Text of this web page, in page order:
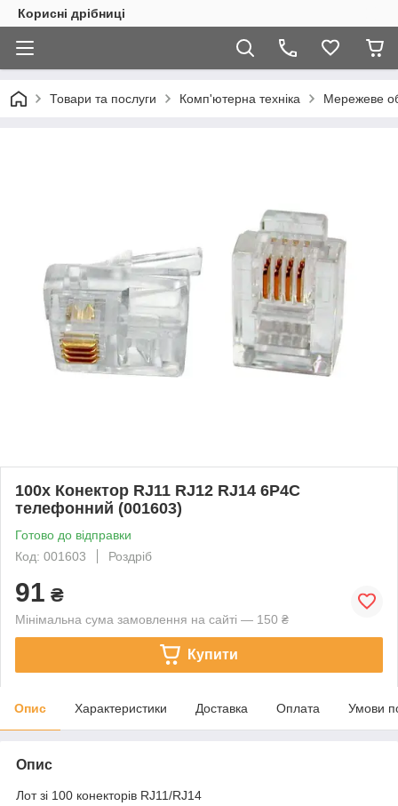
Корисні дрібниці
Товари та послуги Комп'ютерна техніка Мережеве
100x Конектор RJ11 RJ12 RJ14 6P4C
телефонний (001603)
Готово до відправки
Код: 001603
Роздріб
91 ₴
Мінімальна сума замовлення на сайті — 150 ₴
Купити
Опис Характеристики Доставка Оплата Умови
Опис
Лот зі 100 конекторів RJ11/RJ14